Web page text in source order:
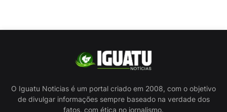
O Iguatu Noticias é um portal criado em 2008, com o objetivo
de divulgar informações sempre baseado na verdade dos
fatos, com ética no jornalismo.